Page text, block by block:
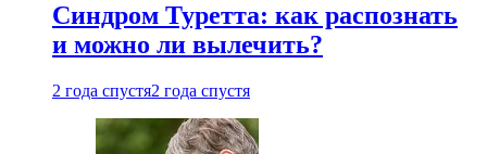
Синдром Туретта: как распознать
и можно ли вылечить?
2 года спустя2 года спустя